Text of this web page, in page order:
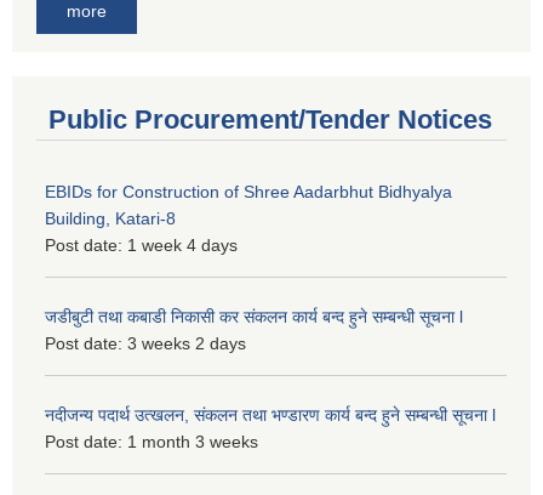
more
Public Procurement/Tender Notices
EBIDs for Construction of Shree Aadarbhut Bidhyalya
Building, Katari-8
Post date: 1 week 4 days
जडीबुटी तथा कबाडी निकासी कर संकलन कार्य बन्द हुने सम्बन्धी सूचना l
Post date: 3 weeks 2 days
नदीजन्य पदार्थ उत्खलन, संकलन तथा भण्डारण कार्य बन्द हुने सम्बन्धी सूचना l
Post date: 1 month 3 weeks